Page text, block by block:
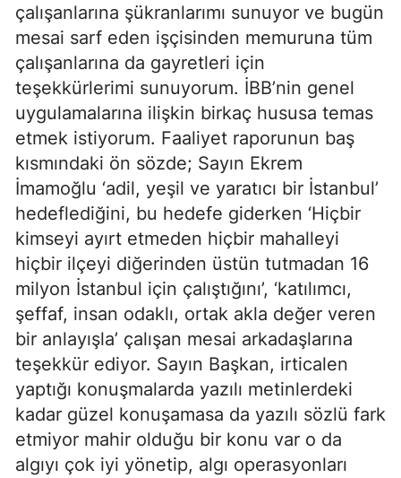
çalışanlarına şükranlarımı sunuyor ve bugün
mesai sarf eden işçisinden memuruna tüm
çalışanlarına da gayretleri için
teşekkürlerimi sunuyorum. İBB’nin genel
uygulamalarına ilişkin birkaç hususa temas
etmek istiyorum. Faaliyet raporunun baş
kısmındaki ön sözde; Sayın Ekrem
İmamoğlu ‘adil, yeşil ve yaratıcı bir İstanbul’
hedeflediğini, bu hedefe giderken ‘Hiçbir
kimseyi ayırt etmeden hiçbir mahalleyi
hiçbir ilçeyi diğerinden üstün tutmadan 16
milyon İstanbul için çalıştığını’, ‘katılımcı,
şeffaf, insan odaklı, ortak akla değer veren
bir anlayışla’ çalışan mesai arkadaşlarına
teşekkür ediyor. Sayın Başkan, irticalen
yaptığı konuşmalarda yazılı metinlerdeki
kadar güzel konuşamasa da yazılı sözlü fark
etmiyor mahir olduğu bir konu var o da
algıyı çok iyi yönetip, algı operasyonları